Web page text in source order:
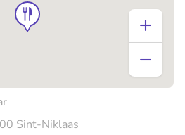
Sint-Niklaas